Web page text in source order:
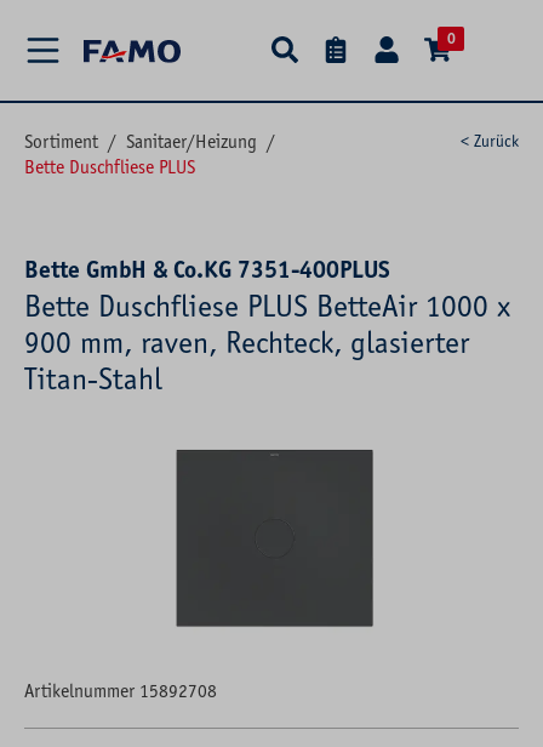
0
Sortiment / Sanitaer/Heizung /
Bette Duschfliese PLUS
< Zurück
Bette GmbH & Co.KG 7351-400PLUS
Bette Duschfliese PLUS BetteAir 1000 x
900 mm, raven, Rechteck, glasierter
Titan-Stahl
Artikelnummer 15892708